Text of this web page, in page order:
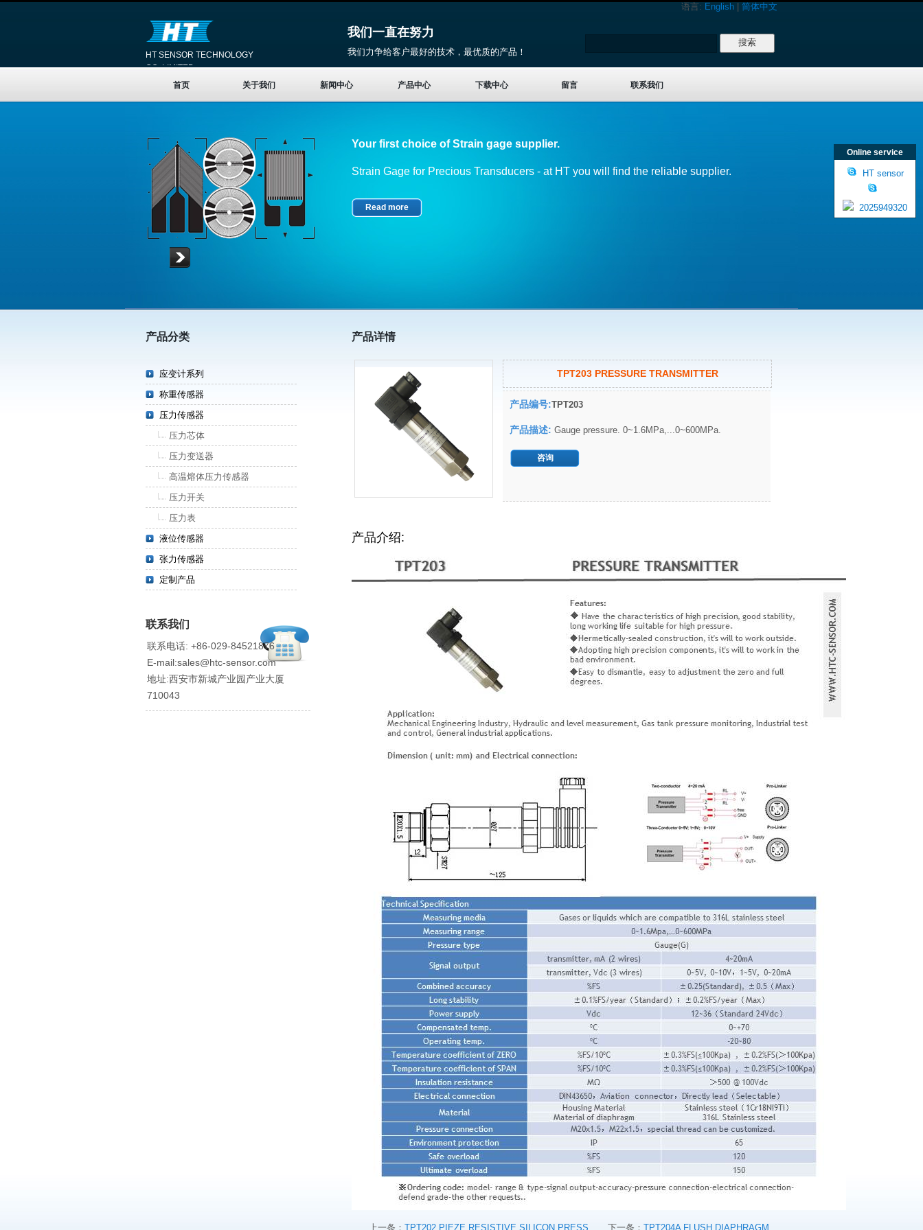
HT SENSOR TECHNOLOGY
CO.,LIMITED
语言: English 简体中文
我们一直在努力
我们力争给客户最好的技术，最优质的产品！
首页 关于我们 新闻中心 产品中心 下载中心 留言 联系我们
Your first choice of Strain gage supplier.
Strain Gage for Precious Transducers - at HT you will find the reliable supplier.
Read more
产品详情
TPT203 PRESSURE TRANSMITTER
产品编号:TPT203
产品描述: Gauge pressure. 0~1.6MPa,...0~600MPa.
咨询
产品介绍:
上一条： TPT202 PIEZE RESISTIVE SILICON PRESS 下一条： TPT204A FLUSH DIAPHRAGM
产品分类
应变计系列
称重传感器
压力传感器
压力芯体
压力变送器
高温熔体压力传感器
压力开关
压力表
液位传感器
张力传感器
定制产品
联系我们
联系电话: +86-029-84521876
E-mail:sales@htc-sensor.com
地址:西安市新城产业园产业大厦
710043
Online service
HT sensor
2025949320